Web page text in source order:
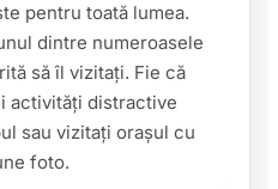
pentru toată lumea.
dintre numeroasele
să îl vizitați. Fie că
activități distractive
sau vizitați orașul cu
foto.